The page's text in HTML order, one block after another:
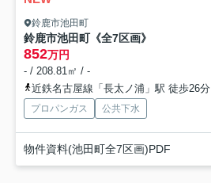
鈴鹿市池田町
鈴鹿市池田町《全7区画》
852万円
- / 208.81㎡ / -
近鉄名古屋線「長太ノ浦」駅 徒歩26分
プロパンガス 公共下水
物件資料(池田町全7区画)PDF